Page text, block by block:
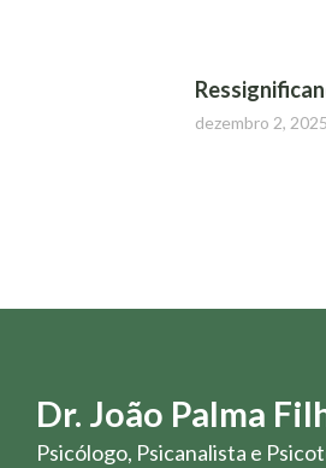
dezembro 2, 2025
Dr. João Palma
Psicólogo, Psicanalista e